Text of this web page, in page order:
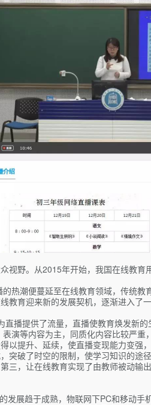
视野。从2015年开始，我国在线教
热潮便蔓延至在线教育领域，传统
育迎来新的发展契机，逐渐进入了一
播提供了流量，直播使教育焕发新的
演等内容为主，同质化内容比较严
提升、延续，使直播变现能力变强
突破了时空的限制，使学习知识的
三，让在线教育实现了由教师被动
展趋于成熟，物联网下PC和移动手